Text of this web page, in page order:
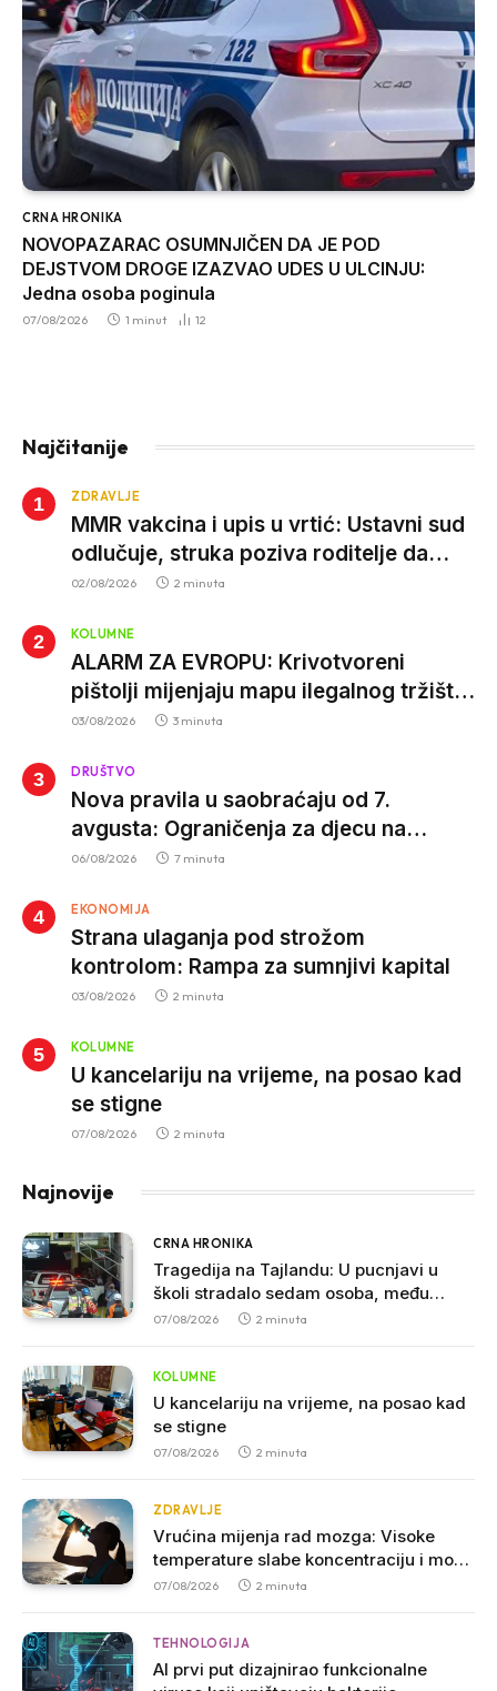
CRNA HRONIKA
NOVOPAZARAC OSUMNJIČEN DA JE POD
DEJSTVOM DROGE IZAZVAO UDES U ULCINJU:
Jedna osoba poginula
07/08/2026 1 minut 12
Najčitanije
ZDRAVLJE
MMR vakcina i upis u vrtić: Ustavni sud
odlučuje, struka poziva roditelje da
vjeruju nauci
02/08/2026 2 minuta
KOLUMNE
ALARM ZA EVROPU: Krivotvoreni
pištolji mijenjaju mapu ilegalnog tržišta,
istrage ukazuju na proizvodnju van EU
03/08/2026 3 minuta
DRUŠTVO
Nova pravila u saobraćaju od 7.
avgusta: Ograničenja za djecu na
trotinetima i mlade vozače, veće kazne
06/08/2026 7 minuta
EKONOMIJA
Strana ulaganja pod strožom
kontrolom: Rampa za sumnjivi kapital
03/08/2026 2 minuta
KOLUMNE
U kancelariju na vrijeme, na posao kad
se stigne
07/08/2026 2 minuta
Najnovije
CRNA HRONIKA
Tragedija na Tajlandu: U pucnjavi u
školi stradalo sedam osoba, među
povrijeđenima više učenika
07/08/2026 2 minuta
KOLUMNE
U kancelariju na vrijeme, na posao kad
se stigne
07/08/2026 2 minuta
ZDRAVLJE
Vrućina mijenja rad mozga: Visoke
temperature slabe koncentraciju i mogu
povećati agresivnost
07/08/2026 2 minuta
TEHNOLOGIJA
AI prvi put dizajnirao funkcionalne